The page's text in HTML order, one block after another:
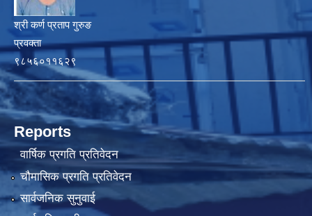
श्री कर्ण प्रताप गुरुङ
प्रवक्ता
९८५६०११६२९
Reports
वार्षिक प्रगति प्रतिवेदन
चौमासिक प्रगति प्रतिवेदन
सार्वजनिक सुनुवाई